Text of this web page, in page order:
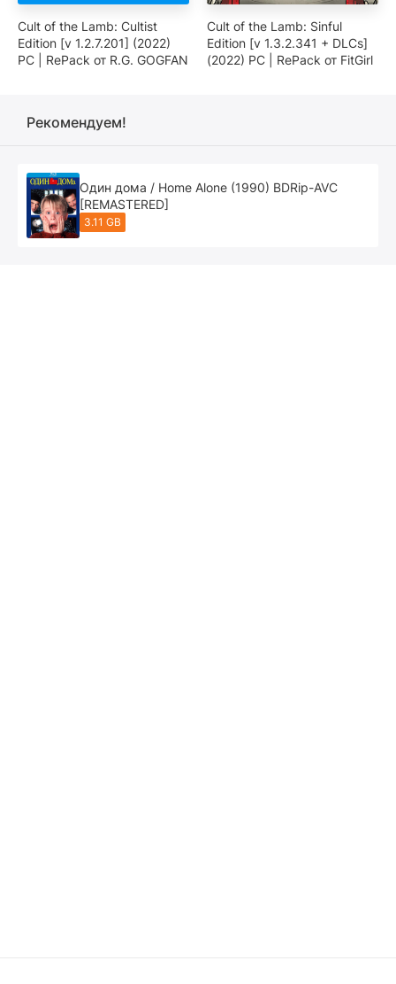
Cult of the Lamb: Cultist
Edition [v 1.2.7.201] (2022)
PC | RePack от R.G. GOGFAN
Cult of the Lamb: Sinful
Edition [v 1.3.2.341 + DLCs]
(2022) PC | RePack от FitGirl
Рекомендуем!
Один дома / Home Alone (1990) BDRip-AVC
[REMASTERED]
3.11 GB